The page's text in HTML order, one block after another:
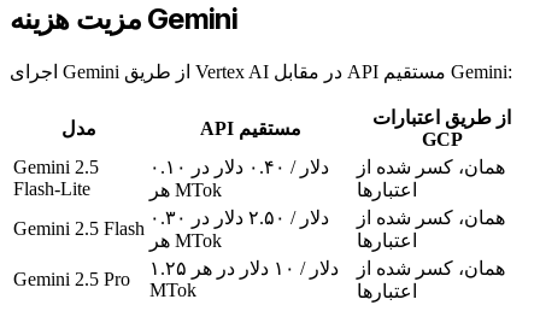
مزیت هزینه Gemini
اجرای Gemini از طریق Vertex AI در مقابل API مستقیم Gemini:
مدل API مستقیم
از طریق اعتبارات
GCP
Gemini 2.5
Flash-Lite
۰.۱۰ دلار / ۰.۴۰ دلار در
هر MTok
همان، کسر شده از
اعتبارها
Gemini 2.5 Flash
۰.۳۰ دلار / ۲.۵۰ دلار در
هر MTok
همان، کسر شده از
اعتبارها
Gemini 2.5 Pro
۱.۲۵ دلار / ۱۰ دلار در هر
MTok
همان، کسر شده از
اعتبارها